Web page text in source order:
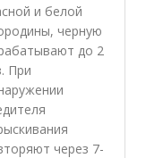
и белой
черную
до 2
При
через 7-